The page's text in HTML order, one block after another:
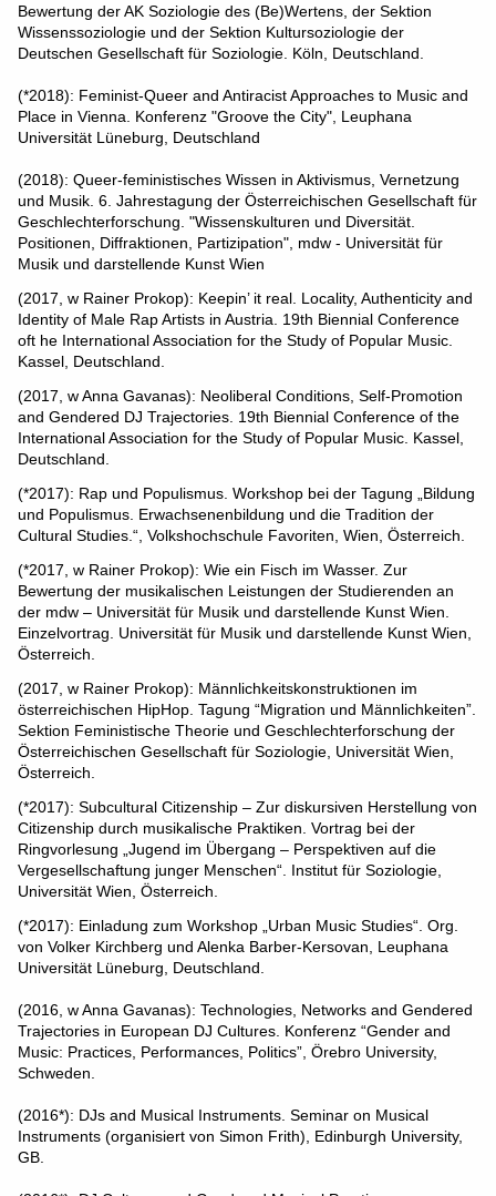
Bewertung der AK Soziologie des (Be)Wertens, der Sektion
Wissenssoziologie und der Sektion Kultursoziologie der
Deutschen Gesellschaft für Soziologie. Köln, Deutschland.
(*2018): Feminist-Queer and Antiracist Approaches to Music and
Place in Vienna. Konferenz "Groove the City", Leuphana
Universität Lüneburg, Deutschland
(2018): Queer-feministisches Wissen in Aktivismus, Vernetzung
und Musik. 6. Jahrestagung der Österreichischen Gesellschaft für
Geschlechterforschung. "Wissenskulturen und Diversität.
Positionen, Diffraktionen, Partizipation", mdw - Universität für
Musik und darstellende Kunst Wien
(2017, w Rainer Prokop): Keepin’ it real. Locality, Authenticity and
Identity of Male Rap Artists in Austria. 19th Biennial Conference
oft he International Association for the Study of Popular Music.
Kassel, Deutschland.
(2017, w Anna Gavanas): Neoliberal Conditions, Self-Promotion
and Gendered DJ Trajectories. 19th Biennial Conference of the
International Association for the Study of Popular Music. Kassel,
Deutschland.
(*2017): Rap und Populismus. Workshop bei der Tagung „Bildung
und Populismus. Erwachsenenbildung und die Tradition der
Cultural Studies.“, Volkshochschule Favoriten, Wien, Österreich.
(*2017, w Rainer Prokop): Wie ein Fisch im Wasser. Zur
Bewertung der musikalischen Leistungen der Studierenden an
der mdw – Universität für Musik und darstellende Kunst Wien.
Einzelvortrag. Universität für Musik und darstellende Kunst Wien,
Österreich.
(2017, w Rainer Prokop): Männlichkeitskonstruktionen im
österreichischen HipHop. Tagung “Migration und Männlichkeiten”.
Sektion Feministische Theorie und Geschlechterforschung der
Österreichischen Gesellschaft für Soziologie, Universität Wien,
Österreich.
(*2017): Subcultural Citizenship – Zur diskursiven Herstellung von
Citizenship durch musikalische Praktiken. Vortrag bei der
Ringvorlesung „Jugend im Übergang – Perspektiven auf die
Vergesellschaftung junger Menschen“. Institut für Soziologie,
Universität Wien, Österreich.
(*2017): Einladung zum Workshop „Urban Music Studies“. Org.
von Volker Kirchberg und Alenka Barber-Kersovan, Leuphana
Universität Lüneburg, Deutschland.
(2016, w Anna Gavanas): Technologies, Networks and Gendered
Trajectories in European DJ Cultures. Konferenz “Gender and
Music: Practices, Performances, Politics”, Örebro University,
Schweden.
(2016*): DJs and Musical Instruments. Seminar on Musical
Instruments (organisiert von Simon Frith), Edinburgh University,
GB.